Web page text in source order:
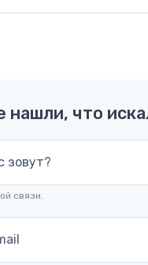
нашли, что
зовут?
связи.